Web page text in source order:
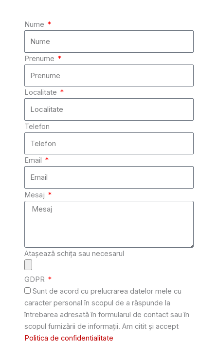
Nume
Prenume
Localitate
Telefon
Email
Mesaj
Atașează schița sau necesarul
GDPR
Sunt de acord cu prelucrarea datelor mele cu
caracter personal în scopul de a răspunde la
întrebarea adresată în formularul de contact sau în
scopul furnizării de informații. Am citit și accept
Politica de confidentialitate